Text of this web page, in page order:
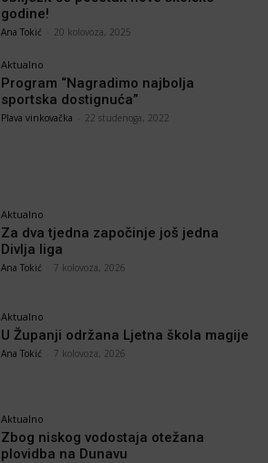
godine!
Ana Tokić 20 kolovoza, 2025
Aktualno
Program “Nagradimo najbolja
sportska dostignuća”
Plava vinkovačka 22 studenoga, 2022
Aktualno
Za dva tjedna započinje još jedna
Divlja liga
Ana Tokić 7 kolovoza, 2026
Aktualno
U Županji održana Ljetna škola magije
Ana Tokić 7 kolovoza, 2026
Aktualno
Zbog niskog vodostaja otežana
plovidba na Dunavu